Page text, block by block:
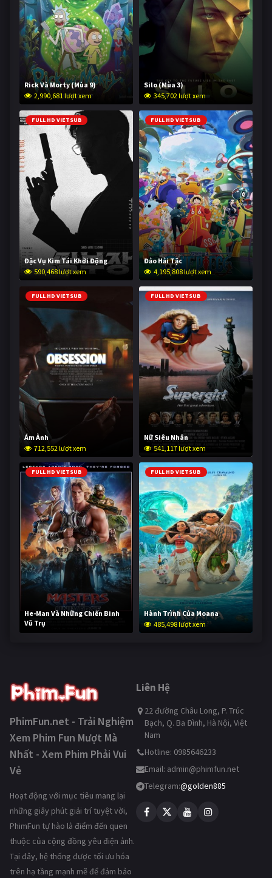
Rick Và Morty (Mùa 9)
2,990,681 lượt xem
Silo (Mùa 3)
345,702 lượt xem
FULL HD VIETSUB
Đặc Vụ Kim Tái Khởi Động
590,468 lượt xem
FULL HD VIETSUB
Đảo Hải Tặc
4,195,808 lượt xem
FULL HD VIETSUB
Ám Ảnh
712,552 lượt xem
FULL HD VIETSUB
Nữ Siêu Nhân
541,117 lượt xem
FULL HD VIETSUB
He-Man Và Những Chiến Binh
Vũ Trụ
233,239 lượt xem
FULL HD VIETSUB
Hành Trình Của Moana
485,498 lượt xem
PhimFun.net - Trải Nghiệm
Xem Phim Fun Mượt Mà
Nhất - Xem Phim Phải Vui
Vẻ
Hoạt động với mục tiêu mang lại
những giây phút giải trí tuyệt vời,
PhimFun tự hào là điểm đến quen
thuộc của cộng đồng yêu điện ảnh.
Tại đây, hệ thống được tối ưu hóa
trên hạ tầng mạnh mẽ để đảm bảo
Liên Hệ
22 đường Châu Long, P. Trúc
Bạch, Q. Ba Đình, Hà Nội, Việt
Nam
Hotline: 0985646233
Email: admin@phimfun.net
Telegram:@golden885